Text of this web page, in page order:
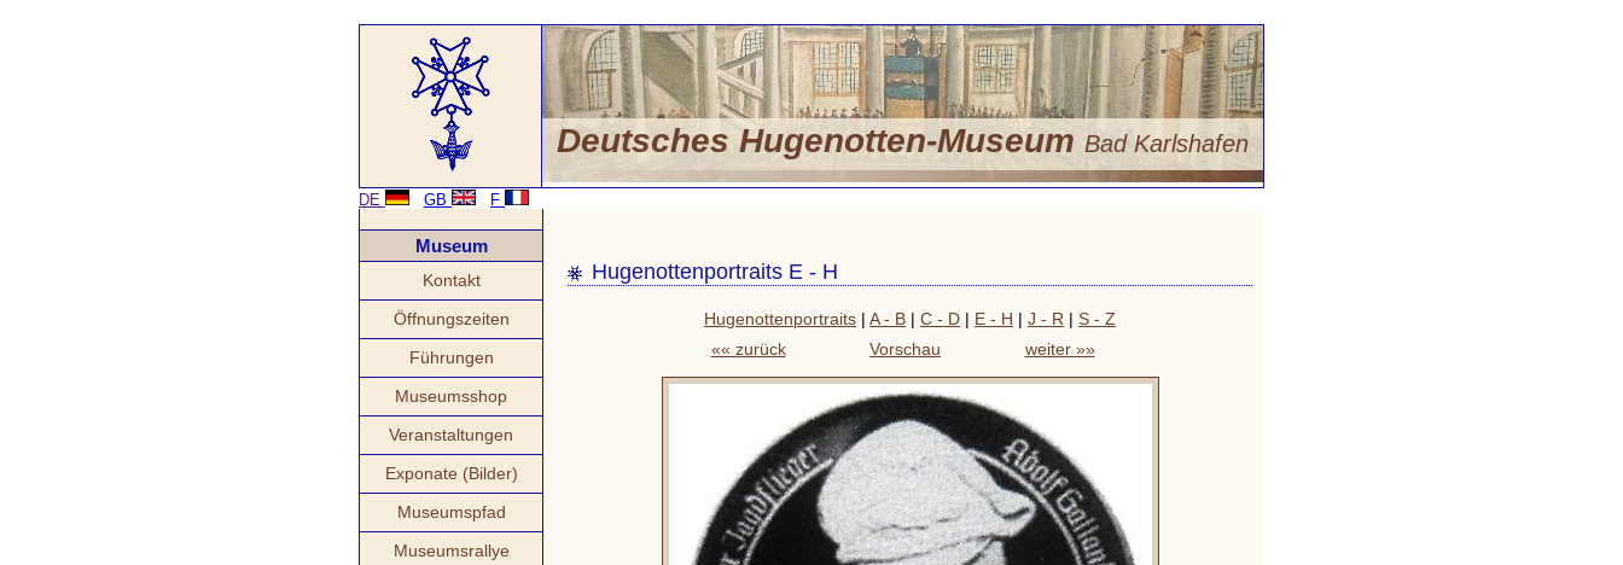
Deutsches Hugenotten-Museum Bad Karlshafen
DE GB F
Museum
Kontakt
Öffnungszeiten
Führungen
Museumsshop
Veranstaltungen
Exponate (Bilder)
Museumspfad
Museumsrallye
Hugenottenportraits E - H
Hugenottenportraits A - B C - D E - H J - R
S - Z
«« zurück
Vorschau weiter »»